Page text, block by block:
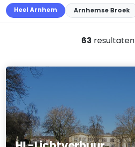
Heel Arnhem Arnhemse Broek
63 resultaten